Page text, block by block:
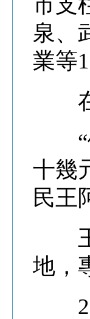
泉、
業等
在
“做
十幾
民王
王
地，